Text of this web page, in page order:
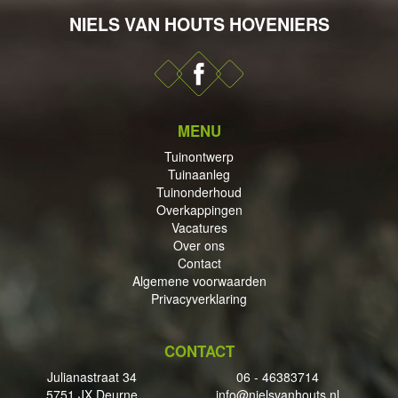
NIELS VAN HOUTS HOVENIERS
MENU
Tuinontwerp
Tuinaanleg
Tuinonderhoud
Overkappingen
Vacatures
Over ons
Contact
Algemene voorwaarden
Privacyverklaring
CONTACT
Julianastraat 34
06 - 46383714
5751 JX Deurne
info@nielsvanhouts.nl